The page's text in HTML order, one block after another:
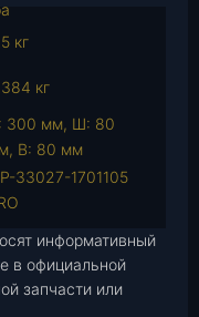
кг
кг
300 мм, Ш: 80
В: 80 мм
33027-1701105
информативный
в официальной
запчасти или